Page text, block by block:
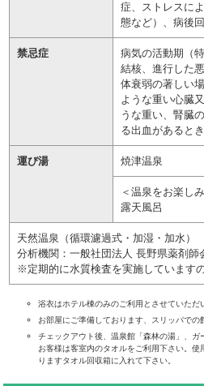
症、ストレスに
態など）、病後
禁忌症
病気の活動期（
結核、進行した
体衰弱の著しい
ような重い心臓
うな重い、腎臓
る出血があると
運び湯 焼津温泉
＜温泉をお楽し
露天風呂
天然温泉（循環濾過式・加湿・加水）
分析機関：一般社団法人 長野県薬剤師
※定期的に水質検査を実施しています
浴衣はホテル棟のみのご利用とさせていただ
お部屋にご準備しております、スリッパでの
チェックアウト後、温泉館「森林の湯」、ガ
お客様は客室内のタオルをご利用下さい。使
りますタオル回収箱に入れて下さい。